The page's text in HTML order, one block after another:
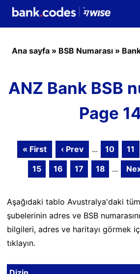
Ana sayfa » BSB Numarası »
ANZ Bank BSB
Page
« First ‹ Prev ... 10 11
15
16 17 18 ...
Aşağıdaki tablo Avustralya'daki
şubelerinin adres ve BSB
bilgileri, adres ve haritayı görmek
tıklayın.